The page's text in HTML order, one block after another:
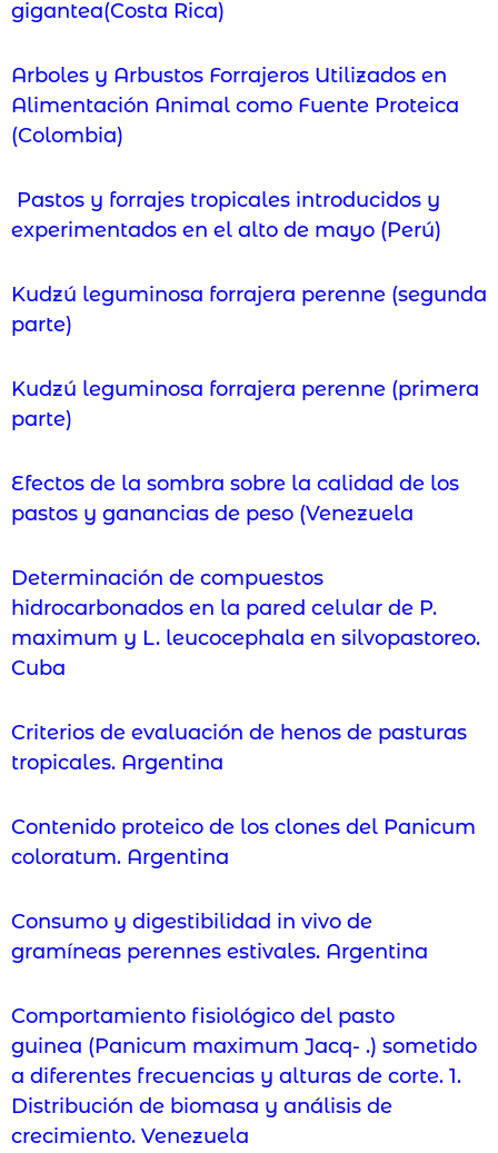
gigantea(Costa Rica)
Arboles y Arbustos Forrajeros Utilizados en
Alimentación Animal como Fuente Proteica
(Colombia)
Pastos y forrajes tropicales introducidos y
experimentados en el alto de mayo (Perú)
Kudzú leguminosa forrajera perenne (segunda
parte)
Kudzú leguminosa forrajera perenne (primera
parte)
Efectos de la sombra sobre la calidad de los
pastos y ganancias de peso (Venezuela
Determinación de compuestos
hidrocarbonados en la pared celular de P.
maximum y L. leucocephala en silvopastoreo.
Cuba
Criterios de evaluación de henos de pasturas
tropicales. Argentina
Contenido proteico de los clones del Panicum
coloratum. Argentina
Consumo y digestibilidad in vivo de
gramíneas perennes estivales. Argentina
Comportamiento fisiológico del pasto
guinea (Panicum maximum Jacq- .) sometido
a diferentes frecuencias y alturas de corte. 1.
Distribución de biomasa y análisis de
crecimiento. Venezuela